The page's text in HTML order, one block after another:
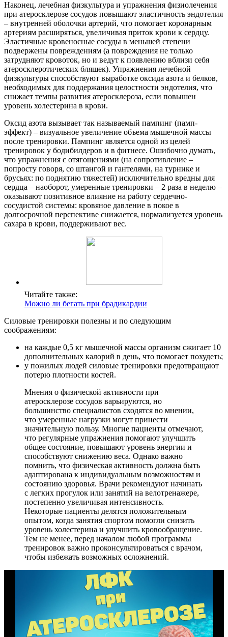
Наконец, лечебная физкультура и упражнения физиолечения
при атеросклерозе сосудов повышают эластичность эндотелия
– внутренней оболочки артерий, что помогает коронарным
артериям расширяться, увеличивая приток крови к сердцу.
Эластичные кровеносные сосуды в меньшей степени
подвержены повреждениям (а повреждения не только
затрудняют кровоток, но и ведут к появлению вблизи себя
атеросклеротических бляшек). Упражнения лечебной
физкультуры способствуют выработке оксида азота и белков,
необходимых для поддержания целостности эндотелия, что
снижает темпы развития атеросклероза, если повышен
уровень холестерина в крови.
Оксид азота вызывает так называемый пампинг (памп-
эффект) – визуальное увеличение объема мышечной массы
после тренировки. Пампинг является одной из целей
тренировок у бодибилдеров и в фитнесе. Ошибочно думать,
что упражнения с отягощениями (на сопротивление –
попросту говоря, со штангой и гантелями, на турнике и
брусьях: по поднятию тяжестей) исключительно вредны для
сердца – наоборот, умеренные тренировки – 2 раза в неделю –
оказывают позитивное влияние на работу сердечно-
сосудистой системы: кровяное давление в покое в
долгосрочной перспективе снижается, нормализуется уровень
сахара в крови, поддерживают вес.
Читайте также:
Можно ли бегать при брадикардии
Силовые тренировки полезны и по следующим
соображениям:
на каждые 0,5 кг мышечной массы организм сжигает 10
дополнительных калорий в день, что помогает похудеть;
у пожилых людей силовые тренировки предотвращают
потерю плотности костей.
Мнения о физической активности при
атеросклерозе сосудов варьируются, но
большинство специалистов сходятся во мнении,
что умеренные нагрузки могут принести
значительную пользу. Многие пациенты отмечают,
что регулярные упражнения помогают улучшить
общее состояние, повышают уровень энергии и
способствуют снижению веса. Однако важно
помнить, что физическая активность должна быть
адаптирована к индивидуальным возможностям и
состоянию здоровья. Врачи рекомендуют начинать
с легких прогулок или занятий на велотренажере,
постепенно увеличивая интенсивность.
Некоторые пациенты делятся положительным
опытом, когда занятия спортом помогли снизить
уровень холестерина и улучшить кровообращение.
Тем не менее, перед началом любой программы
тренировок важно проконсультироваться с врачом,
чтобы избежать возможных осложнений.